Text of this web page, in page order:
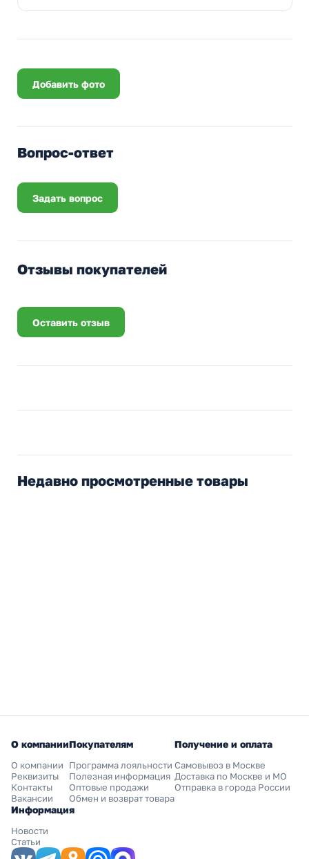
Добавить фото
Вопрос-ответ
Задать вопрос
Отзывы покупателей
Оставить отзыв
Недавно просмотренные товары
О компании
О компании
Реквизиты
Контакты
Вакансии
Покупателям
Программа лояльности
Полезная информация
Оптовые продажи
Обмен и возврат товара
Получение и оплата
Самовывоз в Москве
Доставка по Москве и МО
Отправка в города России
Информация
Новости
Статьи